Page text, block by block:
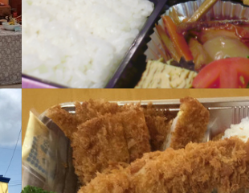
い
※事前にお問い合わせ
定休日：月曜日
電話番号：0197-23-
17：00 ～ 21
テイクアウト対応時間：営
前日までに要電話
とんいち 中田
所在地：奥州市水沢中